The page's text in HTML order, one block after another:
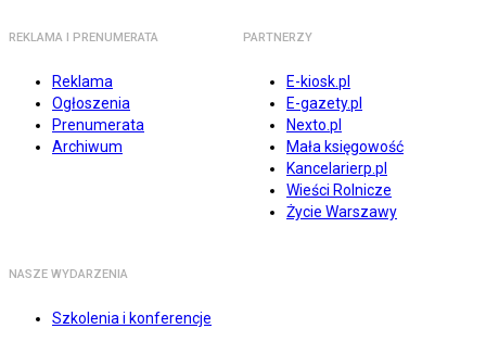
REKLAMA I PRENUMERATA
Reklama
Ogłoszenia
Prenumerata
Archiwum
PARTNERZY
E-kiosk.pl
E-gazety.pl
Nexto.pl
Mała księgowość
Kancelarierp.pl
Wieści Rolnicze
Życie Warszawy
NASZE WYDARZENIA
Szkolenia i konferencje